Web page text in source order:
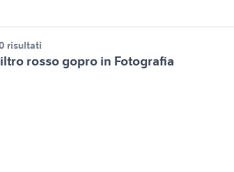
risultati
rosso gopro in Fotografia